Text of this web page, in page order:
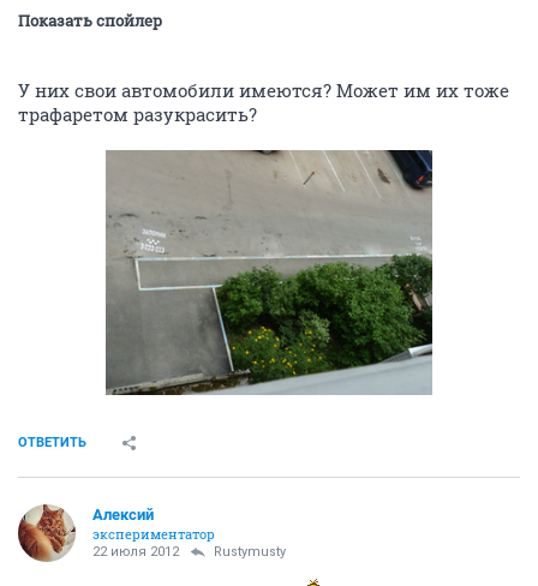
Показать спойлер
У них свои автомобили имеются? Может им их тоже
трафаретом разукрасить?
ОТВЕТИТЬ
Алексий
экспериментатор
22 июля 2012 Rustymusty